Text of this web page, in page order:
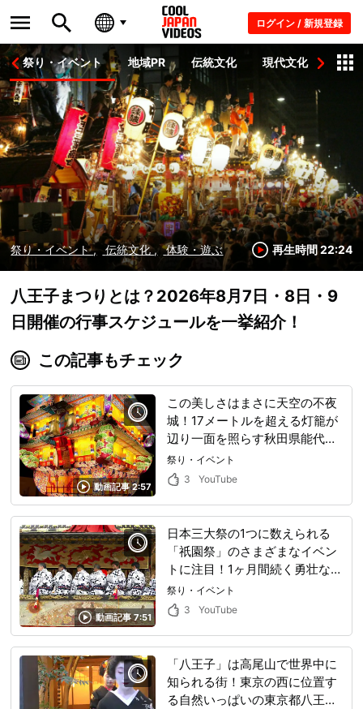
ログイン / 新規登録
祭り・イベント 地域PR 伝統文化 現代文化 伝統
祭り・イベント 伝統文化 体験・遊ぶ 再生時間 22:24
八王子まつりとは？2026年8月7日・8日・9
日開催の行事スケジュールを一挙紹介！
この記事もチェック
動画記事 2:57
この美しさはまさに天空の不夜
城！17メートルを超える灯籠が
辺り一面を照らす秋田県能代市
の能代七夕は一度は見たい日本
の可憐なお祭り！
祭り・イベント
3
YouTube
動画記事 7:51
日本三大祭の1つに数えられる
「祇園祭」のさまざまなイベン
トに注目！1ヶ月間続く勇壮なお
祭りは見どころたっぷりで多く
の観光客から人気を集める！
祭り・イベント
3
YouTube
「八王子」は高尾山で世界中に
知られる街！東京の西に位置す
る自然いっぱいの東京都八王子